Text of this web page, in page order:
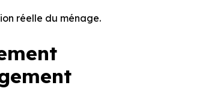
réelle du ménage.